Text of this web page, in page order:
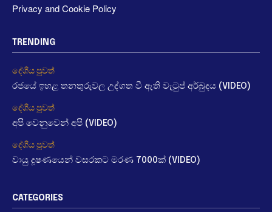
Privacy and Cookie Policy
TRENDING
දේශීය පුවත්
රජයේ ඉහළ තනතුරුවල උද්ගත වී ඇති වැටුප් අර්බුදය (VIDEO)
දේශීය පුවත්
අපි වෙනුවෙන් අපි (VIDEO)
දේශීය පුවත්
වායු දූෂණයෙන් වසරකට මරණ 7000ක් (VIDEO)
CATEGORIES